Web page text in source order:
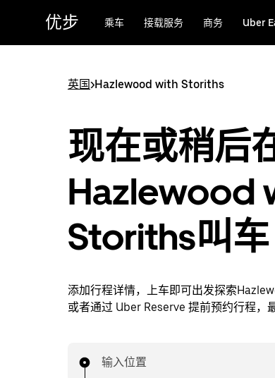
优步 乘车 接载服务 商务 Uber
英国>Hazlewood with Storiths
现在或稍后
Hazlewood
Storiths叫车
添加行程详情，上车即可出发探索
或者通过 Uber Reserve 提前预约行程，
输入位置